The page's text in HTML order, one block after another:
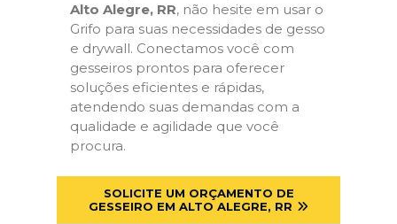
Alto Alegre, RR, não hesite em usar o
Grifo para suas necessidades de gesso
e drywall. Conectamos você com
gesseiros prontos para oferecer
soluções eficientes e rápidas,
atendendo suas demandas com a
qualidade e agilidade que você
procura.
SOLICITE UM ORÇAMENTO DE
GESSEIRO EM ALTO ALEGRE, RR